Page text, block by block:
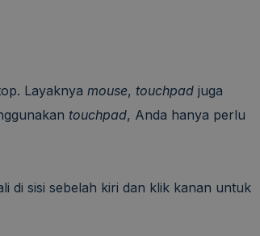
Layaknya mouse, touchpad juga
touchpad, Anda hanya perlu
di sisi sebelah kiri dan klik kanan untuk